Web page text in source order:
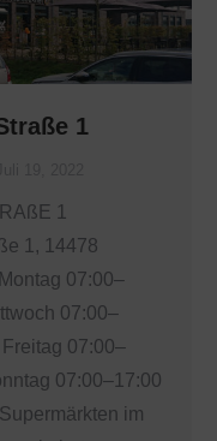
1
1
1, 14478
07:00–
07:00–
07:00–
07:00–17:00
im